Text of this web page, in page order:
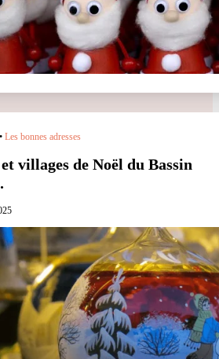
Les bonnes adresses
villages de Noël du Bassin